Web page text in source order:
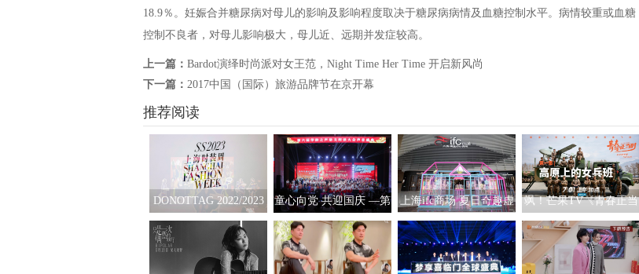
18.9％。妊娠合并糖尿病对母儿的影响及影响程度取决于糖尿病病情及血糖控制水平。病情较重或血糖
控制不良者，对母儿影响极大，母儿近、远期并发症较高。
上一篇： Bardot演绎时尚派对女王范，Night Time Her Time 开启新风尚
下一篇： 2017中国（国际）旅游品牌节在京开幕
推荐阅读
DONOTTAG 2022/2023
时装创意秀开启，众星
携手开启时髦新篇章
童心向党 共迎国庆 —第
六届“华韵之声”语文朗
读大会总展演在京隆重
举行
上海ifc商场 夏日奇趣虚
拟互动艺术展
飒！芒果TV《青春正当
时》走近首支高原女子
飞行班